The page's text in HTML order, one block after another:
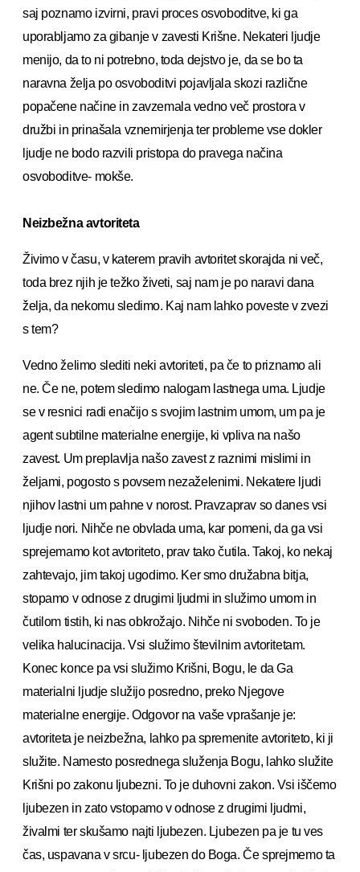
saj poznamo izvirni, pravi proces osvoboditve, ki ga
uporabljamo za gibanje v zavesti Krišne. Nekateri ljudje
menijo, da to ni potrebno, toda dejstvo je, da se bo ta
naravna želja po osvoboditvi pojavljala skozi različne
popačene načine in zavzemala vedno več prostora v
družbi in prinašala vznemirjenja ter probleme vse dokler
ljudje ne bodo razvili pristopa do pravega načina
osvoboditve- mokše.
Neizbežna avtoriteta
Živimo v času, v katerem pravih avtoritet skorajda ni več,
toda brez njih je težko živeti, saj nam je po naravi dana
želja, da nekomu sledimo. Kaj nam lahko poveste v zvezi
s tem?
Vedno želimo slediti neki avtoriteti, pa če to priznamo ali
ne. Če ne, potem sledimo nalogam lastnega uma. Ljudje
se v resnici radi enačijo s svojim lastnim umom, um pa je
agent subtilne materialne energije, ki vpliva na našo
zavest. Um preplavlja našo zavest z raznimi mislimi in
željami, pogosto s povsem nezaželenimi. Nekatere ljudi
njihov lastni um pahne v norost. Pravzaprav so danes vsi
ljudje nori. Nihče ne obvlada uma, kar pomeni, da ga vsi
sprejemamo kot avtoriteto, prav tako čutila. Takoj, ko nekaj
zahtevajo, jim takoj ugodimo. Ker smo družabna bitja,
stopamo v odnose z drugimi ljudmi in služimo umom in
čutilom tistih, ki nas obkrožajo. Nihče ni svoboden. To je
velika halucinacija. Vsi služimo številnim avtoritetam.
Konec konce pa vsi služimo Krišni, Bogu, le da Ga
materialni ljudje služijo posredno, preko Njegove
materialne energije. Odgovor na vaše vprašanje je:
avtoriteta je neizbežna, lahko pa spremenite avtoriteto, ki ji
služite. Namesto posrednega služenja Bogu, lahko služite
Krišni po zakonu ljubezni. To je duhovni zakon. Vsi iščemo
ljubezen in zato vstopamo v odnose z drugimi ljudmi,
živalmi ter skušamo najti ljubezen. Ljubezen pa je tu ves
čas, uspavana v srcu- ljubezen do Boga. Če sprejmemo ta